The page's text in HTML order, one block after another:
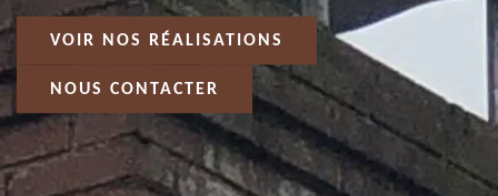
VOIR NOS RÉALISATIONS
NOUS CONTACTER